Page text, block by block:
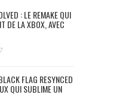
: LE REMAKE QUI
DE LA XBOX, AVEC
FLAG RESYNCED
QUI SUBLIME UN